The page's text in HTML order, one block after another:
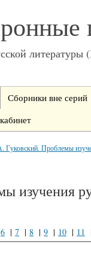
Сборники вне серий
Гуковский. Проблемы
изучения
6 | 7 | 8 | 9 | 10 | 11